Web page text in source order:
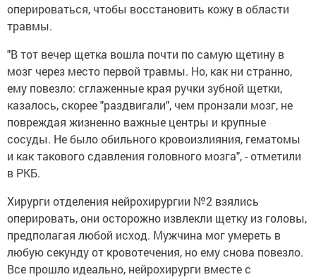
оперироваться, чтобы восстановить кожу в области
травмы.
"В тот вечер щетка вошла почти по самую щетину в
мозг через место первой травмы. Но, как ни странно,
ему повезло: сглаженные края ручки зубной щетки,
казалось, скорее "раздвигали", чем пронзали мозг, не
повреждая жизненно важные центры и крупные
сосуды. Не было обильного кровоизлияния, гематомы
и как такового сдавления головного мозга", - отметили
в РКБ.
Хирурги отделения нейрохирургии №2 взялись
оперировать, они осторожно извлекли щетку из головы,
предполагая любой исход. Мужчина мог умереть в
любую секунду от кровотечения, но ему снова повезло.
Все прошло идеально, нейрохирурги вместе с